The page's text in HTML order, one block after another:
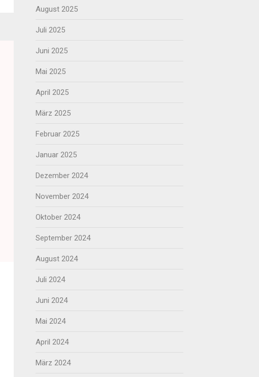
August 2025
Juli 2025
Juni 2025
Mai 2025
April 2025
März 2025
Februar 2025
Januar 2025
Dezember 2024
November 2024
Oktober 2024
September 2024
August 2024
Juli 2024
Juni 2024
Mai 2024
April 2024
März 2024